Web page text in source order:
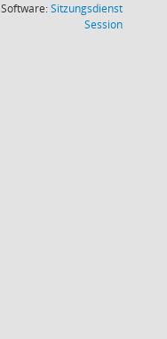
Software:Sitzungsdienst
Session(Wird in